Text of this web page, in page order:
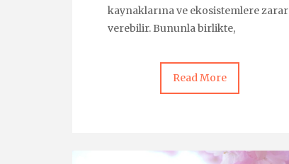
kaynaklarına ve ekosistemlere zarar
verebilir. Bununla birlikte,
Read More